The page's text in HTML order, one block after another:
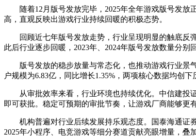
随着12月版号发放完毕，2025年全年游戏版号发放正
高，直观反映出游戏行业持续回暖的积极态势。
回顾近七年版号发放走势，行业呈现明显的触底反弹
此后行业逐步回暖，2023年、2024年版号发放数量分别
版号发放的稳步放量与常态化，也推动游戏行业景气
户规模为6.83亿，同比增长1.35%，两项核心数据均创下
从审批效率来看，行业环境也持续优化。中信建投证
即可获批。稳定可预期的审批节奏，让游戏厂商能够更
机构普遍对行业后续发展持乐观态度。国泰海通证券
2025年小程序、电竞游戏等细分赛道贡献亮眼增量，叠